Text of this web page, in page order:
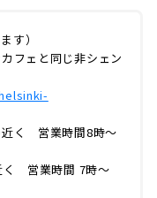
す）
フェと同じ非シェン
く 営業時間8時～
く 営業時間 7時～